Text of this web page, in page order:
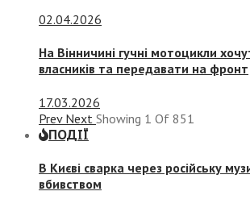
02.04.2026
На Вінничині гучні мотоцикли
власників та передавати на фронт
17.03.2026
Prev Next Showing 1 Of 851
ПОДІЇ
В Києві сварка через російську
вбивством